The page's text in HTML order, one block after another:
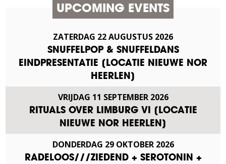
UPCOMING EVENTS
ZATERDAG 22AUGUSTUS 2026
SNUFFELPOP & SNUFFELDANS
EINDPRESENTATIE [LOCATIE NIEUWE NOR
HEERLEN]
VRIJDAG 11 SEPTEMBER 2026
RITUALS OVER LIMBURG VI [LOCATIE
NIEUWE NOR HEERLEN]
DONDERDAG 29 OKTOBER 2026
RADELOOS///ZIEDEND + SEROTONIN +